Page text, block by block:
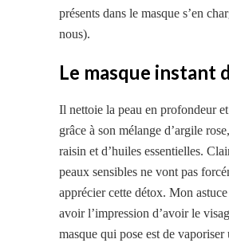
présents dans le masque s’en
nous).
Le masque instant
Il nettoie la peau en profondeur
grâce à son mélange d’argile
raisin et d’huiles essentielles.
peaux sensibles ne vont pas
apprécier cette détox. Mon
avoir l’impression d’avoir le
masque qui pose est de vaporiser